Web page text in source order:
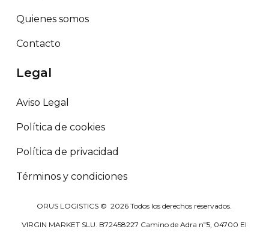
Quienes somos
Contacto
Legal
Aviso Legal
Política de cookies
Política de privacidad
Términos y condiciones
ORUS LOGISTICS ©2026 Todos los derechos reservados.
VIRGIN MARKET SLU. B72458227 Camino de Adra nº5, 04700 El